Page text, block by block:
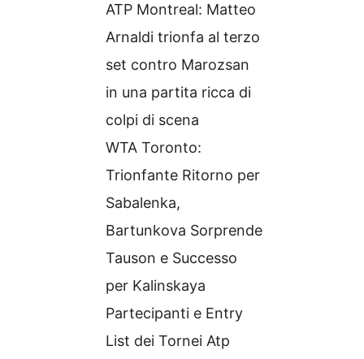
ATP Montreal: Matteo
Arnaldi trionfa al terzo
set contro Marozsan
in una partita ricca di
colpi di scena
WTA Toronto:
Trionfante Ritorno per
Sabalenka,
Bartunkova Sorprende
Tauson e Successo
per Kalinskaya
Partecipanti e Entry
List dei Tornei Atp